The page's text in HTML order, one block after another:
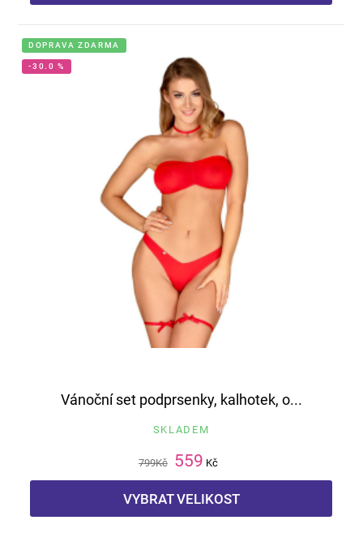
DOPRAVA ZDARMA
-30.0 %
Vánoční set podprsenky, kalhotek, o...
SKLADEM
799Kč 559 Kč
VYBRAT VELIKOST